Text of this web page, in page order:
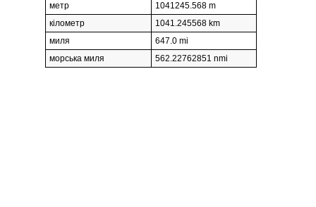
метр
1041245.568 m
кілометр
1041.245568 km
миля
647.0 mi
морська миля
562.22762851 nmi